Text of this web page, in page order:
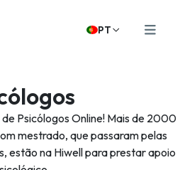
PT
Psicólogos Online! Mais de 2000
mestrado, que passaram pelas
estão na Hiwell para prestar apoio